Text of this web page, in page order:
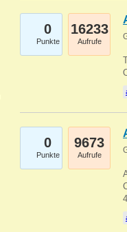
0
Punkte
16233
Aufrufe
0
Punkte
9673
Aufrufe